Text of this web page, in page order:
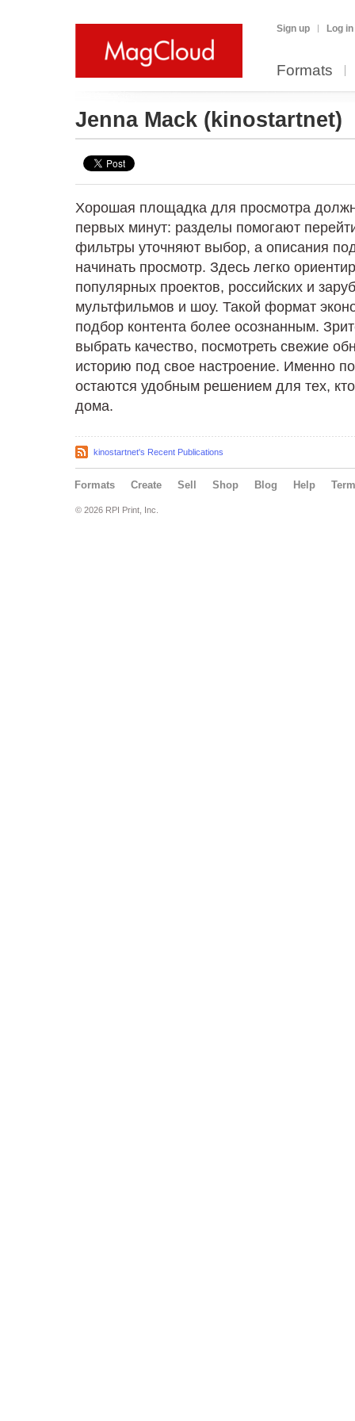
Sign up Log in
Formats
Jenna Mack (kinostartnet)
Хорошая площадка для просмотра
первых минут: разделы помогают
фильтры уточняют выбор, а описания
начинать просмотр. Здесь легко
популярных проектов, российских и
мультфильмов и шоу. Такой формат
подбор контента более осознанным.
выбрать качество, посмотреть свежие
историю под свое настроение. Именно
остаются удобным решением для тех,
дома.
kinostartnet's Recent Publications
Formats Create Sell Shop Blog Help
© 2026 RPI Print, Inc.